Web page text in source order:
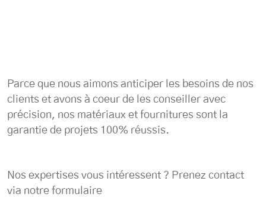
Parce que nous aimons anticiper les besoins de nos
clients et avons à coeur de les conseiller avec
précision, nos matériaux et fournitures sont la
garantie de projets 100% réussis.
Nos expertises vous intéressent ? Prenez contact
via notre formulaire